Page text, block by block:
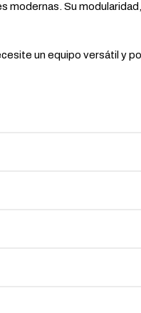
Su
un equipo versátil y